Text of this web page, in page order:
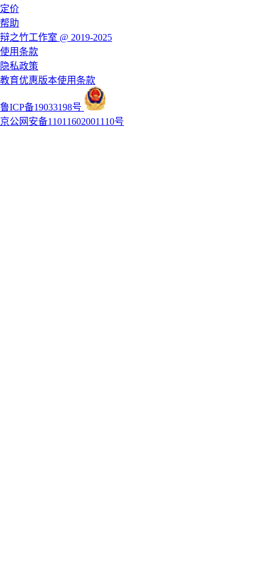
定价
帮助
辩之竹工作室 @ 2019-2025
使用条款
隐私政策
教育优惠版本使用条款
鲁ICP备19033198号
京公网安备11011602001110号